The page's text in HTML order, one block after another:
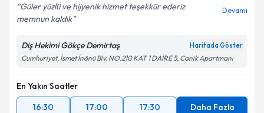
Güler yüzlü ve hijyenik hizmet teşekkür ederiz
memnun kaldık
Devamı
Diş Hekimi Gökçe Demirtaş Haritada Göster
Cumhuriyet, İsmet İnönü Blv. NO:210 KAT 1 DAİRE 5, Canik Apartmanı
En Yakın Saatler
16:30
17:00 17:30 Daha Fazla